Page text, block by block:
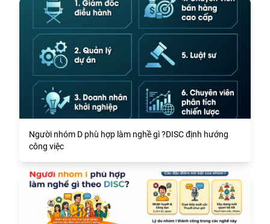
Người nhóm D phù hợp làm nghề gì ?DISC định hướng
công việc